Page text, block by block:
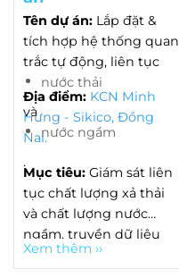
Tên dự án: Lắp đặt &
tích hợp hệ thống quan
trắc tự động, liên tục
nước thải
và
nước ngầm
.
Địa điểm: KCN Minh
Hưng - Sikico, Đồng
Nai.
Mục tiêu: Giám sát liên
tục chất lượng xả thải
và chất lượng nước
ngầm, truyền dữ liệu
trực tiếp về Sở Nông
Xem thêm ››